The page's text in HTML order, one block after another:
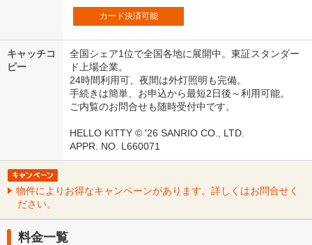
カード決済可能
キャッチコ
ピー
全国シェア1位で全国各地に展開中。東証スタンダー
ド上場企業。
24時間利用可、夜間は外灯照明も完備。
手続きは簡単、お申込から最短2日後～利用可能。
ご内覧のお問合せも随時受付中です。
HELLO KITTY © '26 SANRIO CO., LTD.
APPR. NO. L660071
物件によりお得なキャンペーンがあります。詳しくはお問合せく
ださい。
料金一覧